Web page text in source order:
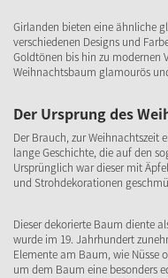
Girlanden bieten eine ähnliche
verschiedenen Designs und
Goldtönen bis hin zu modernen
Weihnachtsbaum glamourös
Der Ursprung des
Der Brauch, zur Weihnachtszeit
lange Geschichte, die auf den
Ursprünglich war dieser mit
und Strohdekorationen
Dieser dekorierte Baum diente
wurde im 19. Jahrhundert
Elemente am Baum, wie Nüsse
um dem Baum eine besonders